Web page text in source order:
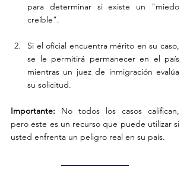
para determinar si existe un "miedo
creíble".
Si el oficial encuentra mérito en su caso,
se le permitirá permanecer en el país
mientras un juez de inmigración evalúa
su solicitud.
Importante: No todos los casos califican,
pero este es un recurso que puede utilizar si
usted enfrenta un peligro real en su país.